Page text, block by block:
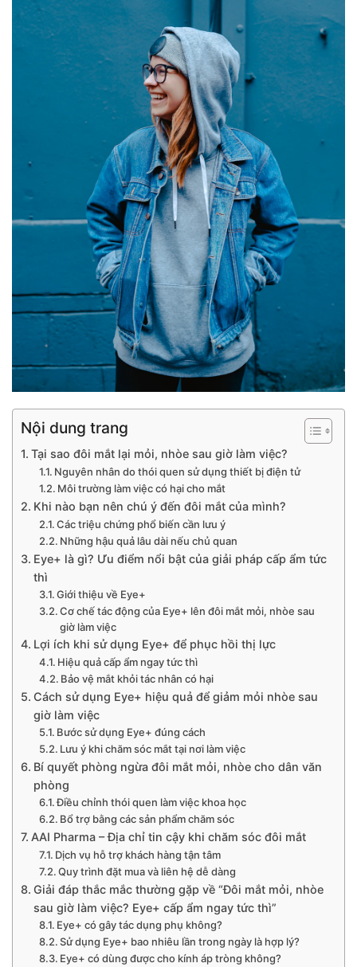
Nội dung trang
Tại sao đôi mắt lại mỏi, nhòe sau giờ làm việc?
Nguyên nhân do thói quen sử dụng thiết bị điện tử
Môi trường làm việc có hại cho mắt
Khi nào bạn nên chú ý đến đôi mắt của mình?
Các triệu chứng phổ biến cần lưu ý
Những hậu quả lâu dài nếu chủ quan
Eye+ là gì? Ưu điểm nổi bật của giải pháp cấp ẩm tức
thì
Giới thiệu về Eye+
Cơ chế tác động của Eye+ lên đôi mắt mỏi, nhòe sau
giờ làm việc
Lợi ích khi sử dụng Eye+ để phục hồi thị lực
Hiệu quả cấp ẩm ngay tức thì
Bảo vệ mắt khỏi tác nhân có hại
Cách sử dụng Eye+ hiệu quả để giảm mỏi nhòe sau
giờ làm việc
Bước sử dụng Eye+ đúng cách
Lưu ý khi chăm sóc mắt tại nơi làm việc
Bí quyết phòng ngừa đôi mắt mỏi, nhòe cho dân văn
phòng
Điều chỉnh thói quen làm việc khoa học
Bổ trợ bằng các sản phẩm chăm sóc
AAI Pharma – Địa chỉ tin cậy khi chăm sóc đôi mắt
Dịch vụ hỗ trợ khách hàng tận tâm
Quy trình đặt mua và liên hệ dễ dàng
Giải đáp thắc mắc thường gặp về “Đôi mắt mỏi, nhòe
sau giờ làm việc? Eye+ cấp ẩm ngay tức thì”
Eye+ có gây tác dụng phụ không?
Sử dụng Eye+ bao nhiêu lần trong ngày là hợp lý?
Eye+ có dùng được cho kính áp tròng không?